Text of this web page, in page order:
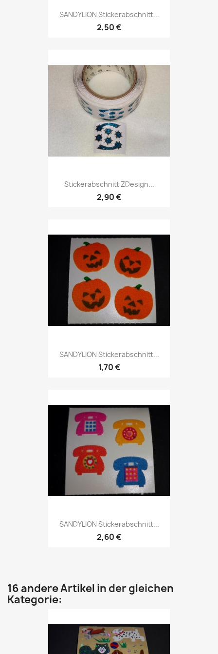
SANDYLION Stickerabschnitt...
2,50 €
Stickerabschnitt ZDesign...
2,90 €
SANDYLION Stickerabschnitt...
1,70 €
SANDYLION Stickerabschnitt...
2,60 €
16 andere Artikel in der gleichen
Kategorie: